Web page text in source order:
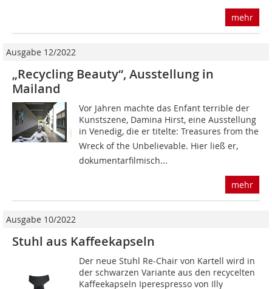
mehr
Ausgabe 12/2022
„Recycling Beauty“, Ausstellung in
Mailand
Vor Jahren machte das Enfant terrible der
Kunstszene, Damina Hirst, eine Ausstellung
in Venedig, die er titelte: Treasures from the
Wreck of the Unbelievable. Hier ließ er,
dokumentarfilmisch...
mehr
Ausgabe 10/2022
Stuhl aus Kaffeekapseln
Der neue Stuhl Re-Chair von Kartell wird in
der schwarzen Variante aus den recycelten
Kaffeekapseln Iperespresso von Illy